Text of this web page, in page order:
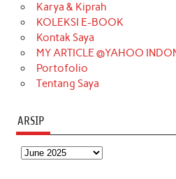
k
a
m
Karya & Kiprah
KOLEKSI E-BOOK
Kontak Saya
MY ARTICLE @YAHOO
Portofolio
Tentang Saya
ARSIP
Arsip